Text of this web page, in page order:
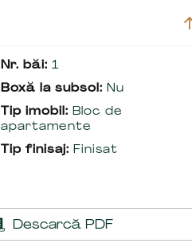
Nr. băi: 1
Boxă la subsol: Nu
Tip imobil: Bloc de
apartamente
Tip finisaj: Finisat
Descarcă PDF